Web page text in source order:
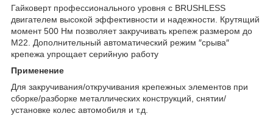
Гайковерт профессионального уровня с BRUSHLESS
двигателем высокой эффективности и надежности. Крутящий
момент 500 Нм позволяет закручивать крепеж размером до
М22. Дополнительный автоматический режим ″срыва″
крепежа упрощает серийную работу
Применение
Для закручивания/откручивания крепежных элементов при
сборке/разборке металлических конструкций, снятии/
установке колес автомобиля и т.д.